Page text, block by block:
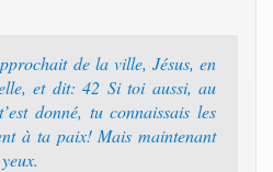
de la ville, Jésus, en
et dit: 42 Si toi aussi, au
donné, tu connaissais les
à ta paix! Mais maintenant